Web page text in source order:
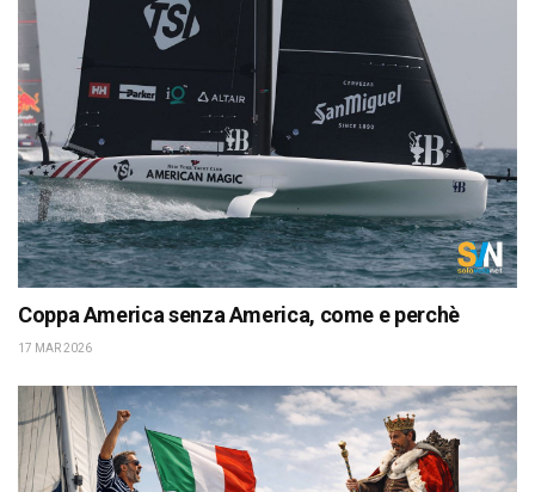
Coppa America senza America, come e perchè
17 MAR 2026